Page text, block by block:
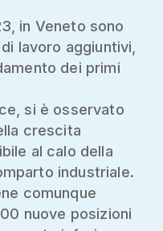
in Veneto sono
lavoro aggiuntivi,
dei primi
si è osservato
crescita
al calo della
industriale.
comunque
nuove posizioni